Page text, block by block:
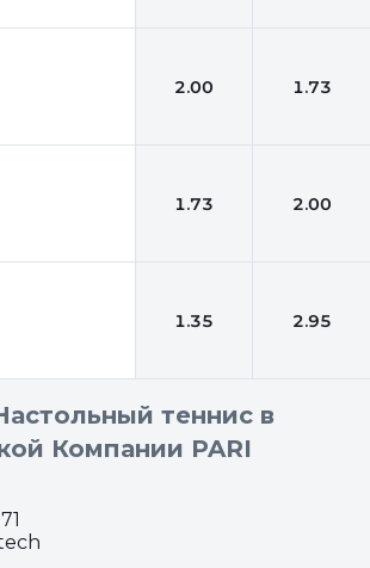
2.00 1.73
1.73 2.00
1.35 2.95
теннис в
Компании PARI